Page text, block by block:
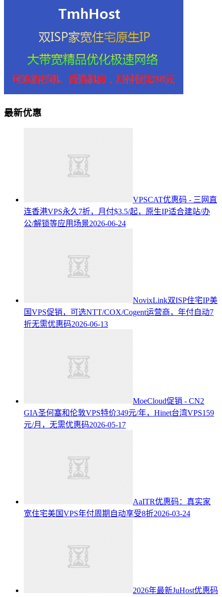
最新优惠
VPSCAT优惠码 - 三网直
连香港VPS永久7折，月付$3.5/起，原生IP适合建站/办
公/解锁等应用场景2026-06-24
NovixLink双ISP住宅IP美
国VPS促销，可选NTT/COX/Cogent运营商，年付自动7
折无需优惠码2026-06-13
MoeCloud促销 - CN2
GIA圣何塞和伦敦VPS特价349元/年，Hinet台湾VPS159
元/月，无需优惠码2026-05-17
AaITR优惠码：真实家
宽住宅美国VPS年付周期自动享受8折2026-03-24
2026年最新JuHost优惠码